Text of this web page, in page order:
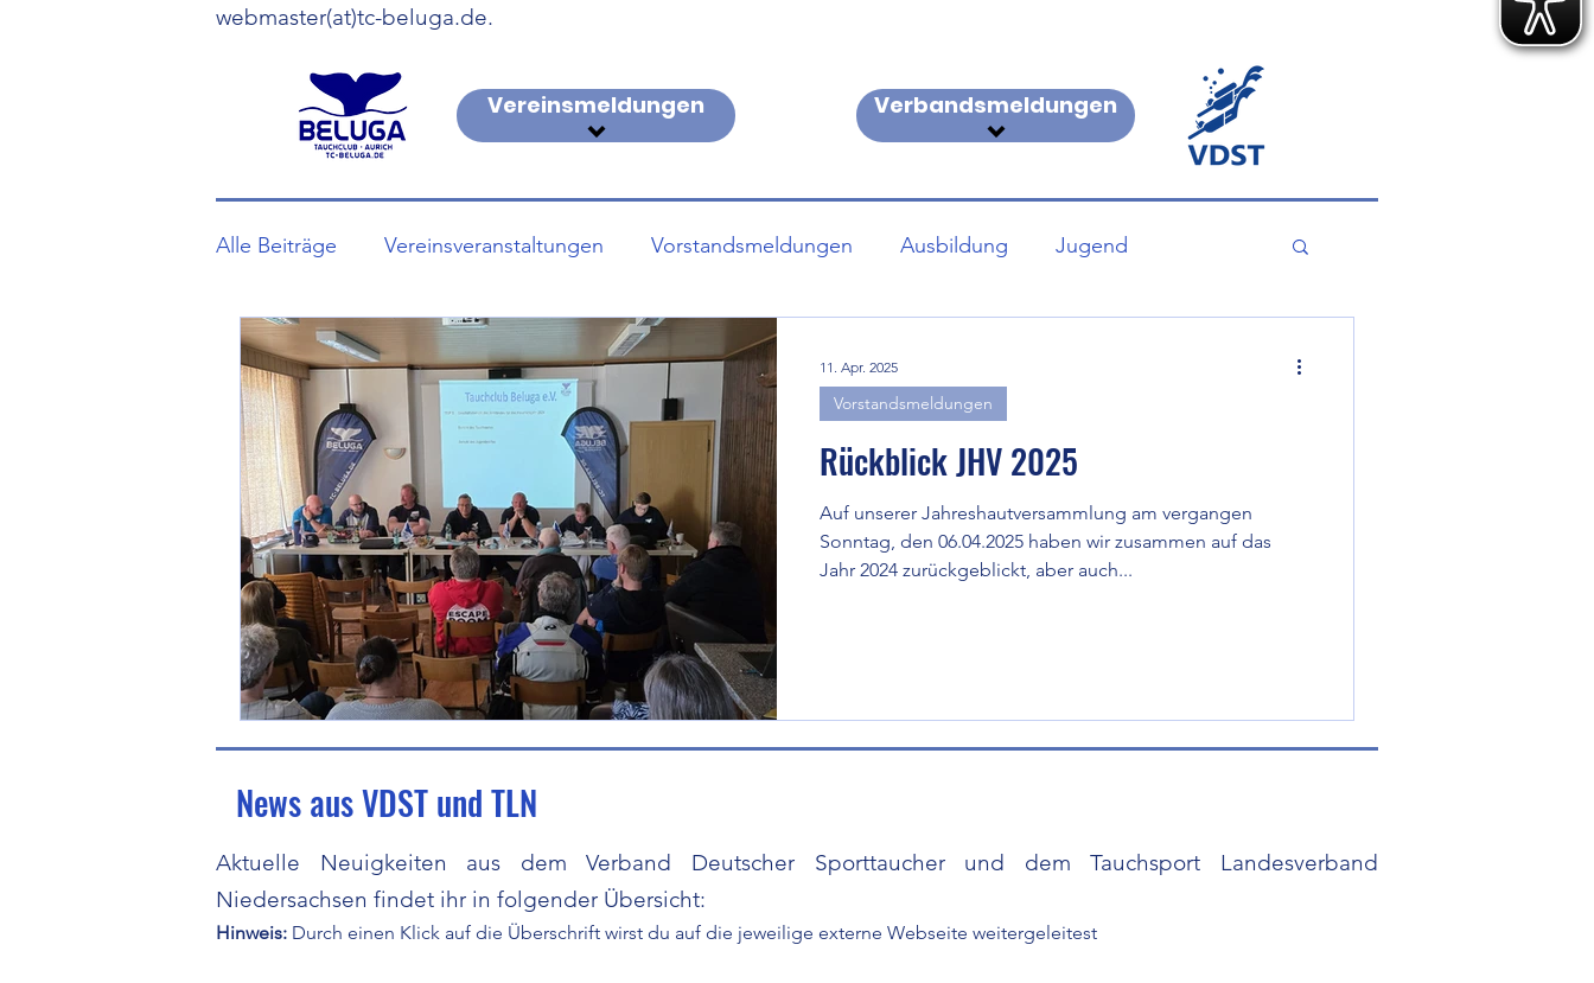
webmaster(at)tc-beluga.de.
Vereinsmeldungen Verbandsmeldungen
Alle Beiträge Vereinsveranstaltungen Vorstandsmeldungen Ausbildung Jugend
Trainingszeiten aktuelle Terminliste Anleitung Spond Anmeldung
Trainingszeiten Ferien & co
Rückblick JHV 2025
Auf unserer Jahreshautversammlung am vergangen
Sonntag, den 06.04.2025 haben wir zusammen auf das
Jahr 2024 zurückgeblickt, aber auch...
Vorstandsmeldungen
11. Apr. 2025
News aus VDST und TLN
Aktuelle Neuigkeiten aus dem Verband Deutscher Sporttaucher und dem Tauchsport Landesverband
Niedersachsen findet ihr in folgender Übersicht:
Hinweis: Durch einen Klick auf die Überschrift wirst du auf die jeweilige externe Webseite weitergeleitest